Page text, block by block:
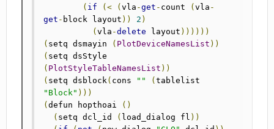
( if (< (vla -get - count (vla -
get - block layout )) 2 )
(vla -delete layout ))))))
( setq dsmayin ( PlotDeviceNamesList ))
(
( PlotStyleTableNamesList ))
( setq dsblock ( cons "" (
"Block" )))
(
()
( setq dcl_id ( load_dialog fl ))